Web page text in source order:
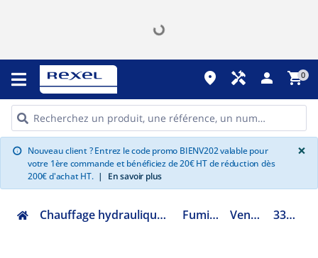
place handyman person shopping_cart0
info Nouveau client ? Entrez le code promo BIENV202 valable pour
votre 1ère commande et bénéficiez de 20€ HT de réduction dès
200€ d'achat HT. | En savoir plus
×
Chauffage hydraulique et plomberie Fumisterie Ventouse 3318077